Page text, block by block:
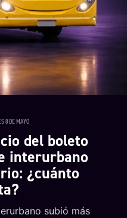
8 DE MAYO
del boleto
interurbano
¿cuánto
subió más